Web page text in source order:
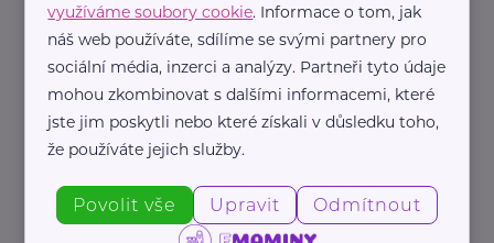
Reklama
Decathlon
Kdy je dítě připravené na první kilometry v
využíváme soubory cookie. Informace o tom, jak
náš web používáte, sdílíme se svými partnery pro
sociální média, inzerci a analýzy. Partneři tyto údaje
mohou zkombinovat s dalšími informacemi, které
jste jim poskytli nebo které získali v důsledku toho,
že používáte jejich služby.
Povolit vše Upravit Odmítnout